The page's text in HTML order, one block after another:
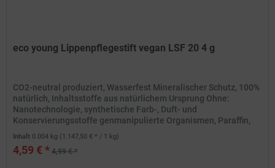
eco young Lippenpflegestift vegan LSF 20 4 g
CO2-neutral produziert, Wasserfest Mineralischer Schutz, 100%
natürlich, Inhaltsstoffe aus natürlichem Ursprung Ohne:
Nanotechnologie, synthetische Farb-, Duft- und
Konservierungsstoffe genmanipulierte Organismen, Paraffin,
Silikon und...
Inhalt 0.004 kg (1.147,50 € * / 1 kg)
4,59 € * 4,99 € *